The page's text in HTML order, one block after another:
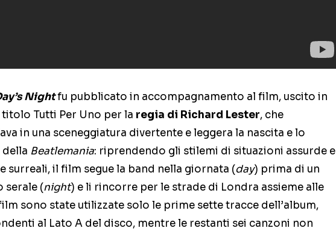
Nightfu pubblicato in accompagnamento al film, uscito in
Tutti Per Uno per la regia di Richard Lester, che
in una sceneggiatura divertente e leggera la nascita e lo
Beatlemania: riprendendo gli stilemi di situazioni assurde e
surreali, il film segue la band nella giornata (day) prima di un
serale (night) e li rincorre per le strade di Londra assieme alle
sono state utilizzate solo le prime sette tracce dell’album,
al Lato A del disco, mentre le restanti sei canzoni non